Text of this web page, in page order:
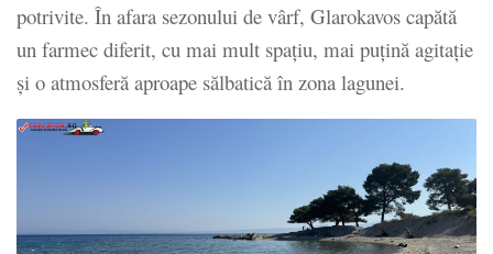
potrivite. În afara sezonului de vârf, Glarokavos capătă
un farmec diferit, cu mai mult spațiu, mai puțină agitație
și o atmosferă aproape sălbatică în zona lagunei.